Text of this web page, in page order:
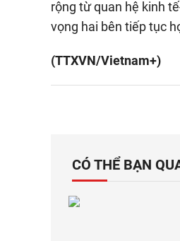
rộng từ quan hệ kinh
vọng hai bên tiếp tục
(TTXVN/Vietnam+)
CÓ THỂ BẠN